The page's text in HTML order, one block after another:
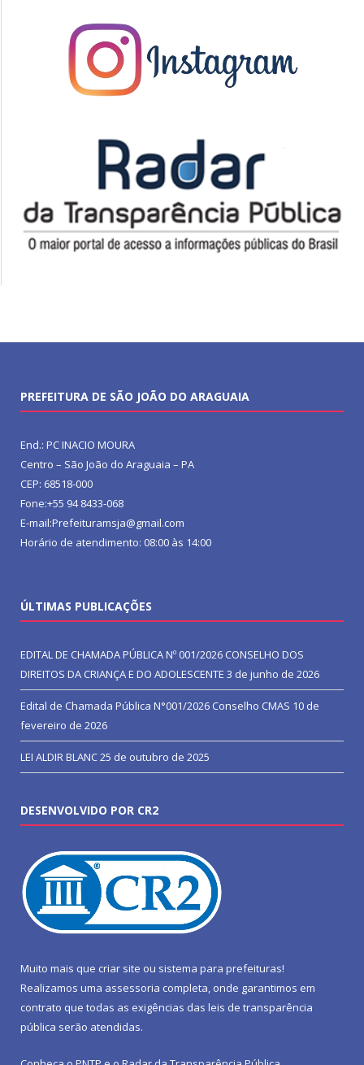
PREFEITURA DE SÃO JOÃO DO ARAGUAIA
End.: PC INACIO MOURA
Centro – São João do Araguaia – PA
CEP: 68518-000
Fone:+55 94 8433-068
E-mail:Prefeituramsja@gmail.com
Horário de atendimento: 08:00 às 14:00
ÚLTIMAS PUBLICAÇÕES
EDITAL DE CHAMADA PÚBLICA Nº 001/2026 CONSELHO DOS
DIREITOS DA CRIANÇA E DO ADOLESCENTE 3 de junho de 2026
Edital de Chamada Pública N°001/2026 Conselho CMAS 10 de
fevereiro de 2026
LEI ALDIR BLANC25 de outubro de 2025
DESENVOLVIDO POR CR2
Muito mais que criar site ou sistema para prefeituras!
Realizamos uma assessoria completa, onde garantimos em
contrato que todas as exigências das leis de transparência
pública serão atendidas.